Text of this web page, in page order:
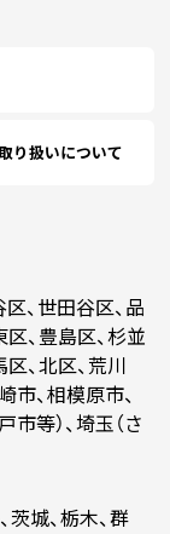
り扱いについて
、世田谷区、品
、豊島区、杉並
、北区、荒川
市、相模原市、
市等）、埼玉（さ
茨城、栃木、群